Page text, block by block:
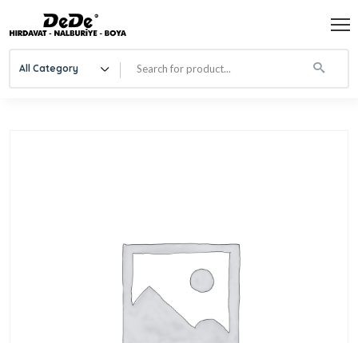
All Category